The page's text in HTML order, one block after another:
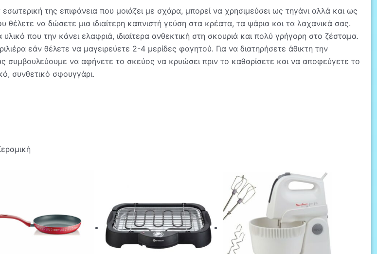
της επιφάνεια που μοιάζει με σχάρα, μπορεί να χρησιμεύσει ως τηγάνι αλλά και ως
θέλετε να δώσετε μια ιδιαίτερη καπνιστή γεύση στα κρέατα, τα ψάρια και τα λαχανικά σας.
που την κάνει ελαφριά, ιδιαίτερα ανθεκτική στη σκουριά και πολύ γρήγορη στο ζέσταμα.
εάν θέλετε να μαγειρεύετε 2-4 μερίδες φαγητού. Για να διατηρήσετε άθικτη την
συμβουλεύουμε να αφήνετε το σκεύος να κρυώσει πριν το καθαρίσετε και να αποφεύγετε το
συνθετικό σφουγγάρι.